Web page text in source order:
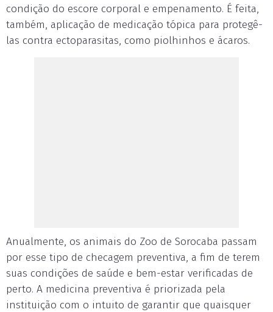
condição do escore corporal e empenamento. É feita,
também, aplicação de medicação tópica para protegê-
las contra ectoparasitas, como piolhinhos e ácaros.
Anualmente, os animais do Zoo de Sorocaba passam
por esse tipo de checagem preventiva, a fim de terem
suas condições de saúde e bem-estar verificadas de
perto. A medicina preventiva é priorizada pela
instituição com o intuito de garantir que quaisquer